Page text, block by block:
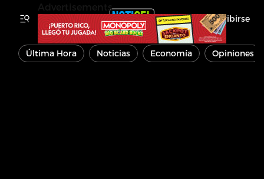
Inscribirse
Última Hora Noticias Economía Opiniones
Advertisements